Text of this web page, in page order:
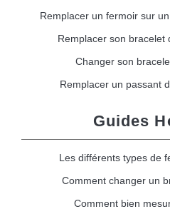
Remplacer un fermoir sur
Remplacer son bracelet
Changer son
Remplacer un passant
Guides
Les différents types de
Comment changer un
Comment bien